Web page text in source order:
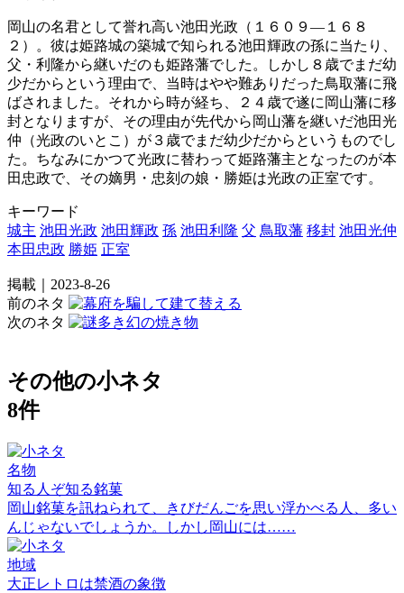
岡山の名君として誉れ高い池田光政（１６０９―１６８
２）。彼は姫路城の築城で知られる池田輝政の孫に当たり、
父・利隆から継いだのも姫路藩でした。しかし８歳でまだ幼
少だからという理由で、当時はやや難ありだった鳥取藩に飛
ばされました。それから時が経ち、２４歳で遂に岡山藩に移
封となりますが、その理由が先代から岡山藩を継いだ池田光
仲（光政のいとこ）が３歳でまだ幼少だからというものでし
た。ちなみにかつて光政に替わって姫路藩主となったのが本
田忠政で、その嫡男・忠刻の娘・勝姫は光政の正室です。
キーワード
城主 池田光政 池田輝政 孫 池田利隆 父 鳥取藩 移封 池田光仲
本田忠政 勝姫 正室
掲載｜2023-8-26
前のネタ
次のネタ
その他の小ネタ
8件
名物
知る人ぞ知る銘菓
岡山銘菓を訊ねられて、きびだんごを思い浮かべる人、多い
んじゃないでしょうか。しかし岡山には……
地域
大正レトロは禁酒の象徴